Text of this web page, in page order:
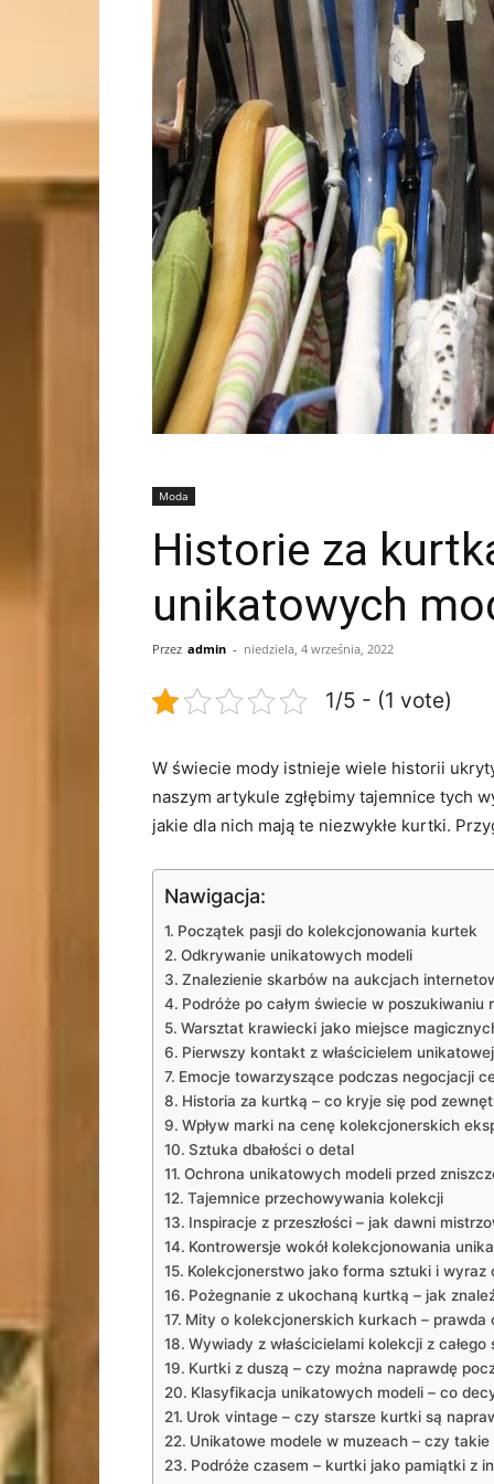
Moda
Historie za
unikatowych
Przez admin - niedziela, 4 września, 2022
1/5 - (1 vote)
W świecie mody istnieje wiele historii
naszym⁤ artykule zgłębimy tajemnice tych
jakie dla nich mają te niezwykłe ‍kurtki.
Nawigacja:
Początek pasji do kolekcjonowania kurtek
Odkrywanie unikatowych modeli
Znalezienie ​skarbów na aukcjach
Podróże po całym świecie w poszukiwaniu
Warsztat krawiecki jako ‍miejsce
Pierwszy⁢ kontakt z właścicielem
Emocje towarzyszące podczas negocjacji
Historia⁣ za kurtką – co kryje⁤ się pod‌
Wpływ marki‍ na cenę kolekcjonerskich‌
Sztuka dbałości ‌o detal
Ochrona unikatowych modeli przed
Tajemnice przechowywania kolekcji
Inspiracje⁢ z przeszłości –‍ jak dawni
Kontrowersje wokół kolekcjonowania
Kolekcjonerstwo⁢ jako⁤ forma‍ sztuki​ i wyraz
Pożegnanie ‌z ukochaną kurtką ‍– jak​
Mity o kolekcjonerskich ⁤kurkach – prawda
Wywiady z właścicielami kolekcji z całego
Kurtki z ⁢duszą – czy⁤ można naprawdę
Klasyfikacja unikatowych modeli – co
Urok⁣ vintage – czy‍ starsze kurtki są
Unikatowe ⁢modele w muzeach – czy
Podróże czasem – kurtki jako pamiątki z